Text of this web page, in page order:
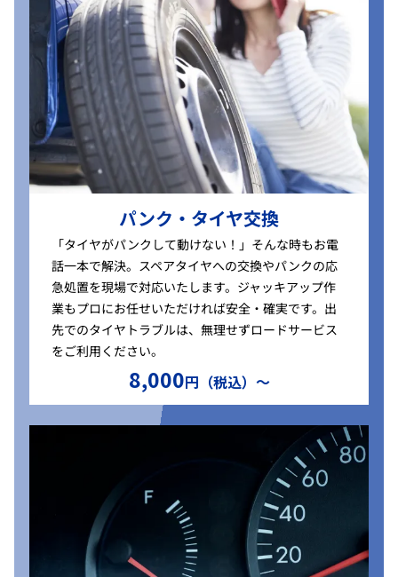
パンク・タイヤ交換
「タイヤがパンクして動けない！」そんな時もお電
話一本で解決。スペアタイヤへの交換やパンクの応
急処置を現場で対応いたします。ジャッキアップ作
業もプロにお任せいただければ安全・確実です。出
先でのタイヤトラブルは、無理せずロードサービス
をご利用ください。
8,000円（税込）〜